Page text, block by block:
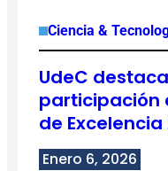
Ciencia &
UdeC
participación
de Excelencia
Enero 6, 2026